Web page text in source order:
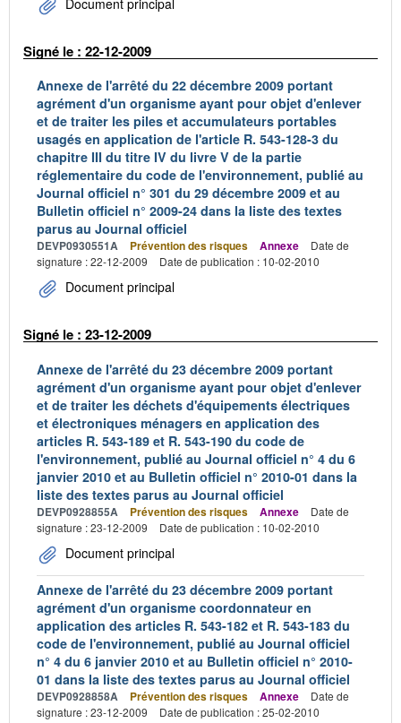
Signé le : 22-12-2009
Annexe de l'arrêté du 22 décembre 2009 portant
agrément d'un organisme ayant pour objet d'enlever
et de traiter les piles et accumulateurs portables
usagés en application de l'article R. 543-128-3 du
chapitre III du titre IV du livre V de la partie
réglementaire du code de l'environnement, publié au
Journal officiel n° 301 du 29 décembre 2009 et au
Bulletin officiel n° 2009-24 dans la liste des textes
parus au Journal officiel
DEVP0930551A Prévention des risques Annexe
Date de
signature : 22-12-2009
Date de publication : 10-02-2010
Document principal
Signé le : 23-12-2009
Annexe de l'arrêté du 23 décembre 2009 portant
agrément d'un organisme ayant pour objet d'enlever
et de traiter les déchets d'équipements électriques
et électroniques ménagers en application des
articles R. 543-189 et R. 543-190 du code de
l'environnement, publié au Journal officiel n° 4 du 6
janvier 2010 et au Bulletin officiel n° 2010-01 dans la
liste des textes parus au Journal officiel
DEVP0928855A Prévention des risques Annexe
Date de
signature : 23-12-2009
Date de publication : 10-02-2010
Document principal
Annexe de l'arrêté du 23 décembre 2009 portant
agrément d'un organisme coordonnateur en
application des articles R. 543-182 et R. 543-183 du
code de l'environnement, publié au Journal officiel
n° 4 du 6 janvier 2010 et au Bulletin officiel n° 2010-
01 dans la liste des textes parus au Journal officiel
DEVP0928858A Prévention des risques Annexe
Date de
signature : 23-12-2009
Date de publication : 25-02-2010